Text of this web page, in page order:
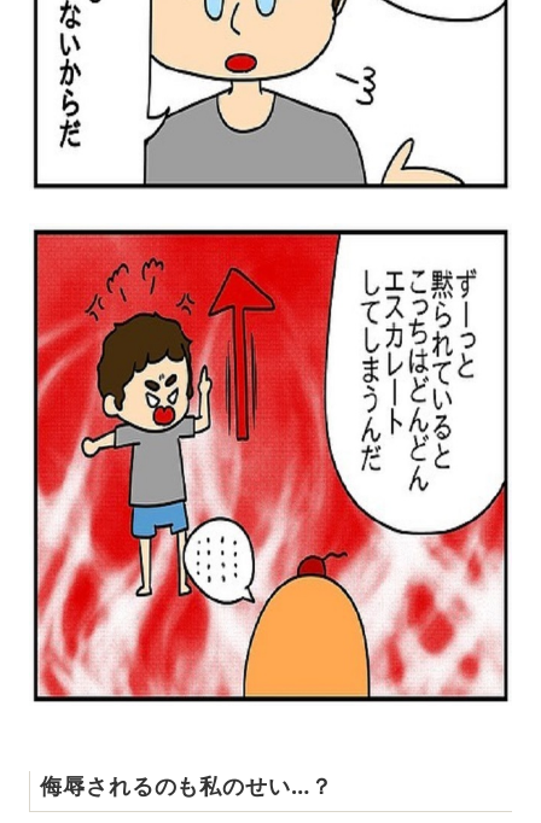
侮辱されるのも私のせい…？